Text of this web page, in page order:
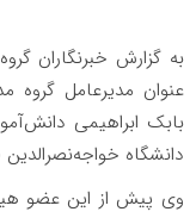
به گزارش خبرنگاران
عنوان مدیرعامل گروه
بابک ابراهیمی
دانشگاه
وی پیش از این عضو